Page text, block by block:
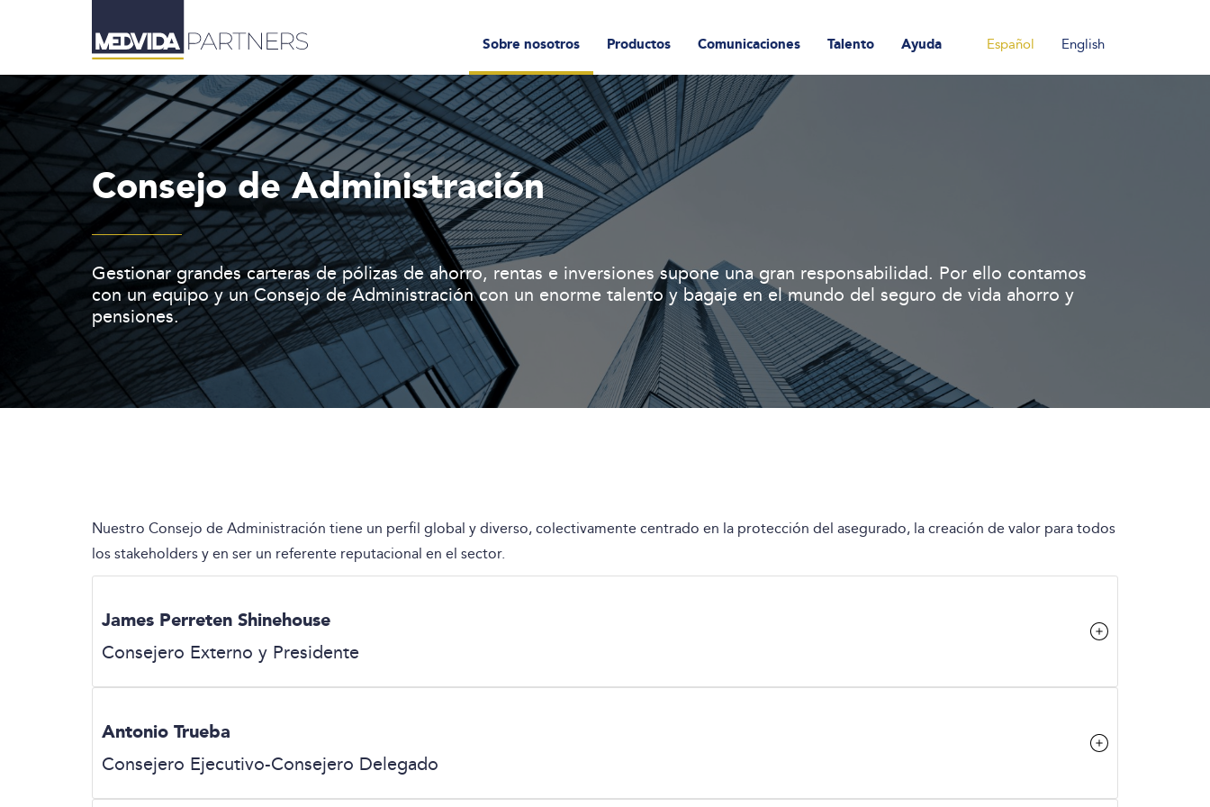
Sobre nosotros Productos Comunicaciones Talento Ayuda Español English
Consejo de Administración
Gestionar grandes carteras de pólizas de ahorro, rentas e inversiones supone una gran responsabilidad. Por ello contamos
con un equipo y un Consejo de Administración con un enorme talento y bagaje en el mundo del seguro de vida ahorro y
pensiones.
Nuestro Consejo de Administración tiene un perfil global y diverso, colectivamente centrado en la protección del asegurado, la creación de valor para todos
los stakeholders y en ser un referente reputacional en el sector.
James Perreten Shinehouse
Consejero Externo y Presidente
Antonio Trueba
Consejero Ejecutivo-Consejero Delegado